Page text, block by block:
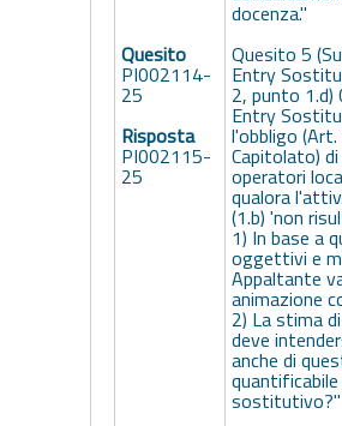
Quesito
PI002114-
25
Risposta
PI002115-
25
docenza."
Quesito 5
Entry
2, punto
Entry
l'obbligo
Capitolato)
operatori
qualora
(1.b) 'non
1) In base a
oggettivi e
Appaltante
animazione
2) La stima
deve
anche di
quantificabile
sostitutivo?"